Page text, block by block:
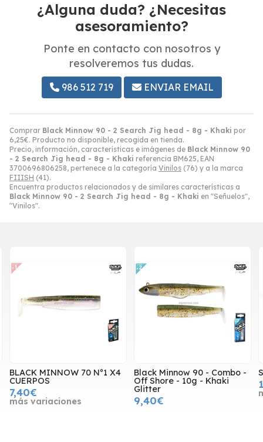
Comprar Black Minnow 90 - 2 Search Jig head - 8g - Khaki por
6,25€. Producto no disponible, recogida en tienda.
Precio, información, características e imágenes de Black Minnow 90
- 2 Search Jig head - 8g - Khaki referencia BM625, EAN
3700696806258, pertenece a la categoría Vinilos (76) y a la marca
FIIISH (41).
Encuentra productos relacionados y de similares características a
Black Minnow 90 - 2 Search Jig head - 8g - Khaki en "Señuelos",
"Vinilos".
¿Alguna duda? ¿Necesitas
asesoramiento?
Ponte en contacto con nosotros y
resolveremos tus dudas.
986 512 719 ENVIAR EMAIL
BLACK MINNOW 70 Nº1 X4
CUERPOS
7,40€
más variaciones
Black Minnow 90 - Combo -
Off Shore - 10g - Khaki
Glitter
9,40€